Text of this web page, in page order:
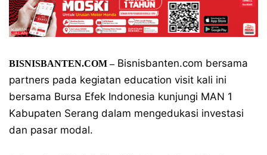
BISNISBANTEN.COM –Bisnisbanten.com bersama
partners pada kegiatan education visit kali ini
bersama Bursa Efek Indonesia kunjungi MAN 1
Kabupaten Serang dalam mengedukasi investasi
dan pasar modal.